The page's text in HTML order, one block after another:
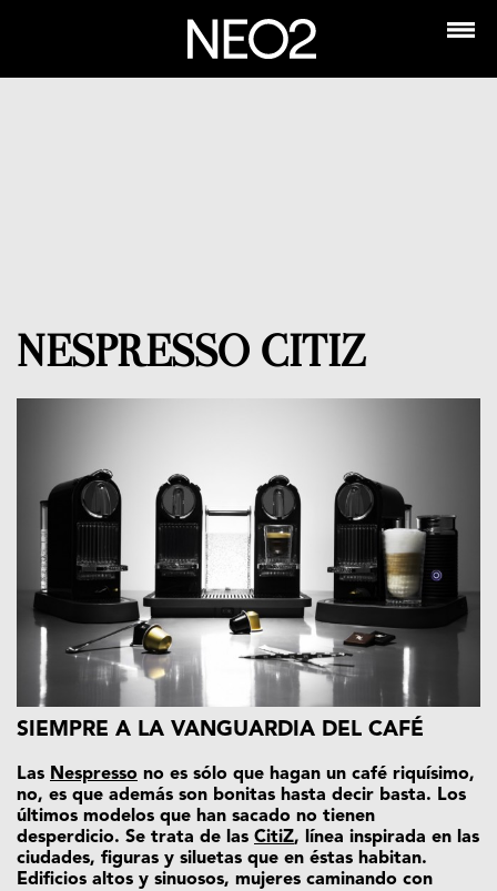
NESPRESSO CITIZ
SIEMPRE A LA VANGUARDIA DEL CAFÉ
Las Nespresso no es sólo que hagan un café riquísimo,
no, es que además son bonitas hasta decir basta. Los
últimos modelos que han sacado no tienen
desperdicio. Se trata de las CitiZ, línea inspirada en las
ciudades, figuras y siluetas que en éstas habitan.
Edificios altos y sinuosos, mujeres caminando con